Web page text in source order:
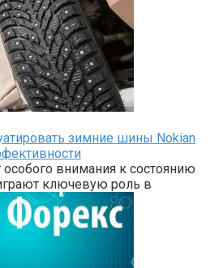
зимние шины Nokian
внимания к состоянию
ключевую роль в